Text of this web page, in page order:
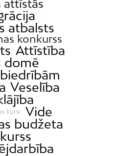
attīstās
atbalsts
konkurss
Attīstība
domē
Veselība
kursi
Vide
budžeta